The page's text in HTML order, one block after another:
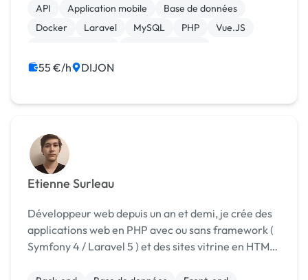
API Application mobile
Base de données
Docker
Laravel MySQL PHP
Vue.JS
55 €/h DIJON
Etienne Surleau
Développeur web depuis un an et demi, je crée des
applications web en PHP avec ou sans framework (
Symfony 4 / Laravel 5 ) et des sites vitrine en HTML